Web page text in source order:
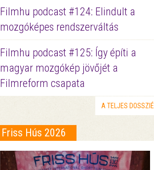
Filmhu podcast #124: Elindult a
mozgóképes rendszerváltás
Filmhu podcast #125: Így építi a
magyar mozgókép jövőjét a
Filmreform csapata
A TELJES DOSSZIÉ
Friss Hús 2026